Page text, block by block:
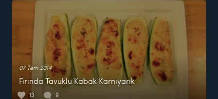
07 Tem 2014
Fırında Tavuklu Kabak Karnıyarık
13 9